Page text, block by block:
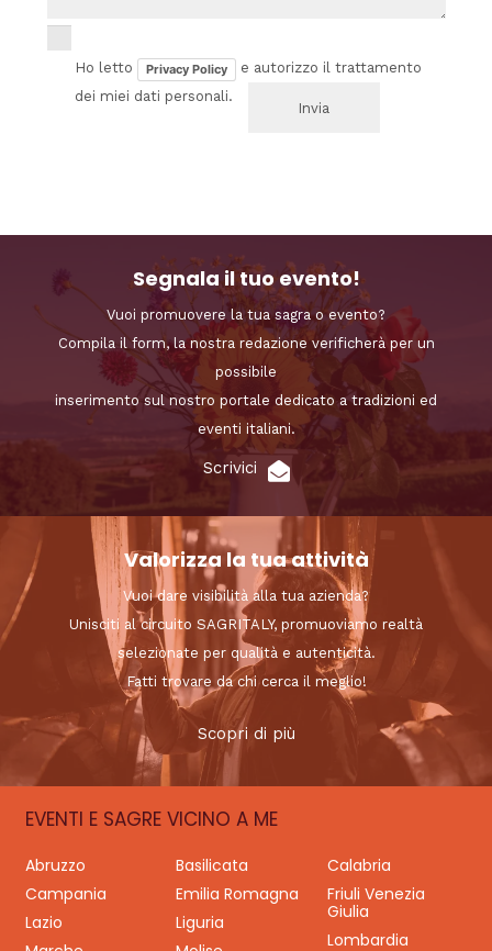
Ho letto Privacy Policy
e autorizzo il trattamento
dei miei dati personali.
Segnala il tuo evento!
Vuoi promuovere la tua sagra o evento?
Compila il form, la nostra redazione verificherà per un
possibile
inserimento sul nostro portale dedicato a tradizioni ed
eventi italiani.
Scrivici
Valorizza la tua attività
Vuoi dare visibilità alla tua azienda?
Unisciti al circuito SAGRITALY, promuoviamo realtà
selezionate per qualità e autenticità.
Fatti trovare da chi cerca il meglio!
Scopri di più
EVENTI E SAGRE VICINO A ME
Abruzzo Basilicata
Calabria
Campania
Emilia Romagna
Friuli Venezia
Giulia
Lazio
Liguria
Lombardia